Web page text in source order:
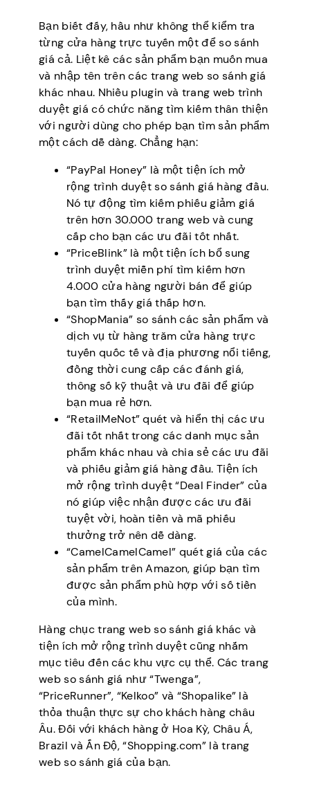
Bạn biết đấy, hầu như không thể kiểm tra
từng cửa hàng trực tuyến một để so sánh
giá cả. Liệt kê các sản phẩm bạn muốn mua
và nhập tên trên các trang web so sánh giá
khác nhau. Nhiều plugin và trang web trình
duyệt giá có chức năng tìm kiếm thân thiện
với người dùng cho phép bạn tìm sản phẩm
một cách dễ dàng. Chẳng hạn:
“PayPal Honey” là một tiện ích mở
rộng trình duyệt so sánh giá hàng đầu.
Nó tự động tìm kiếm phiếu giảm giá
trên hơn 30.000 trang web và cung
cấp cho bạn các ưu đãi tốt nhất.
“PriceBlink” là một tiện ích bổ sung
trình duyệt miễn phí tìm kiếm hơn
4.000 cửa hàng người bán để giúp
bạn tìm thấy giá thấp hơn.
“ShopMania” so sánh các sản phẩm và
dịch vụ từ hàng trăm cửa hàng trực
tuyến quốc tế và địa phương nổi tiếng,
đồng thời cung cấp các đánh giá,
thông số kỹ thuật và ưu đãi để giúp
bạn mua rẻ hơn.
“RetailMeNot” quét và hiển thị các ưu
đãi tốt nhất trong các danh mục sản
phẩm khác nhau và chia sẻ các ưu đãi
và phiếu giảm giá hàng đầu. Tiện ích
mở rộng trình duyệt “Deal Finder” của
nó giúp việc nhận được các ưu đãi
tuyệt vời, hoàn tiền và mã phiếu
thưởng trở nên dễ dàng.
“CamelCamelCamel” quét giá của các
sản phẩm trên Amazon, giúp bạn tìm
được sản phẩm phù hợp với số tiền
của mình.
Hàng chục trang web so sánh giá khác và
tiện ích mở rộng trình duyệt cũng nhắm
mục tiêu đến các khu vực cụ thể. Các trang
web so sánh giá như “Twenga”,
“PriceRunner”, “Kelkoo” và “Shopalike” là
thỏa thuận thực sự cho khách hàng châu
Âu. Đối với khách hàng ở Hoa Kỳ, Châu Á,
Brazil và Ấn Độ, “Shopping.com” là trang
web so sánh giá của bạn.